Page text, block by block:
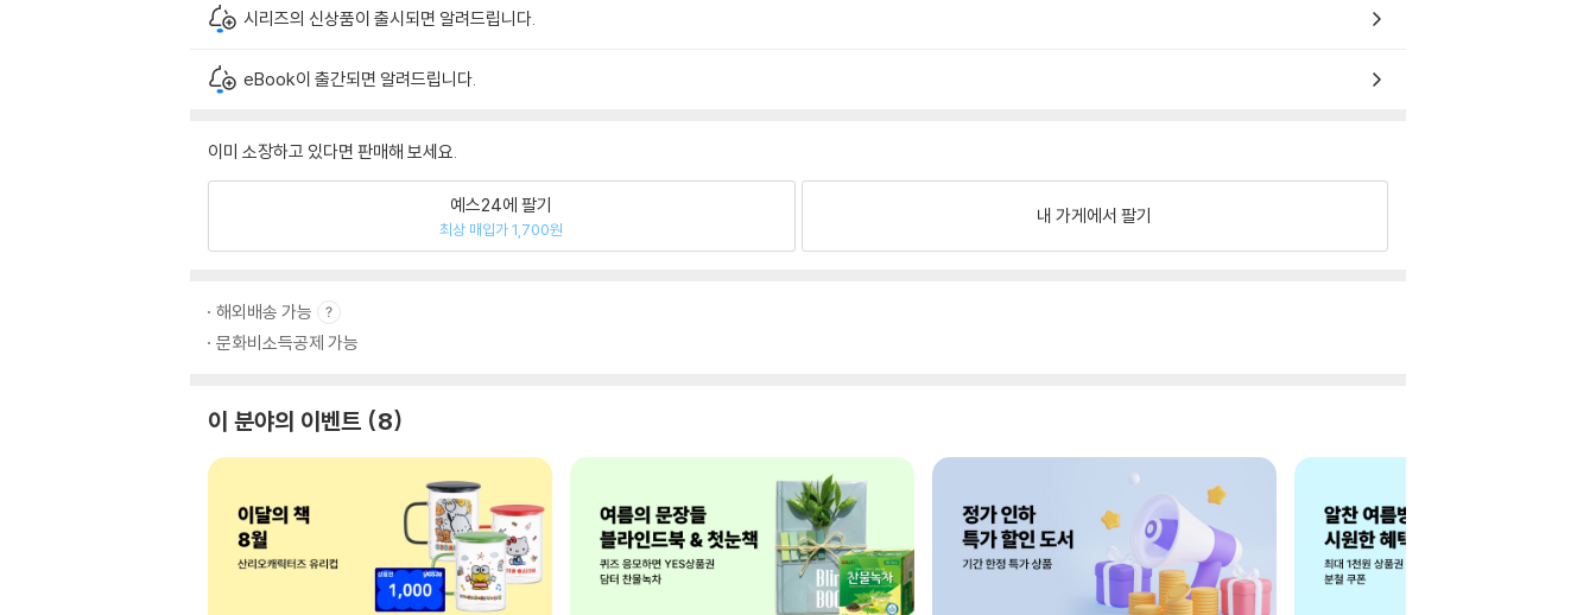
시리즈의 신상품이 출시되면 알려드립니다.
eBook이 출간되면 알려드립니다.
이미 소장하고 있다면 판매해 보세요.
예스24에 팔기
최상 매입가 1,700원
내 가게에서 팔기
해외배송 가능
문화비소득공제 가능
이 분야의 이벤트 8